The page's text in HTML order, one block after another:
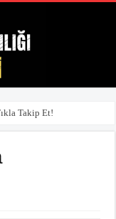
Takip Et!